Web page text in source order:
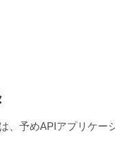
、予めAPIアプリケー